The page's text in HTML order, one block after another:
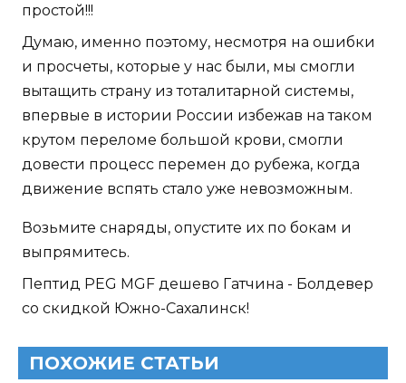
простой!!!
Думаю, именно поэтому, несмотря на ошибки
и просчеты, которые у нас были, мы смогли
вытащить страну из тоталитарной системы,
впервые в истории России избежав на таком
крутом переломе большой крови, смогли
довести процесс перемен до рубежа, когда
движение вспять стало уже невозможным.
Возьмите снаряды, опустите их по бокам и
выпрямитесь.
Пептид PEG MGF дешево Гатчина - Болдевер
со скидкой Южно-Сахалинск!
ПОХОЖИЕ СТАТЬИ